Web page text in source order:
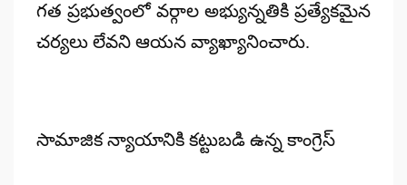
గత ప్రభుత్వంలో వర్గాల అభ్యున్నతికి ప్రత్యేకమైన
చర్యలు లేవని ఆయన వ్యాఖ్యానించారు.
సామాజిక న్యాయానికి కట్టుబడి ఉన్న కాంగ్రెస్